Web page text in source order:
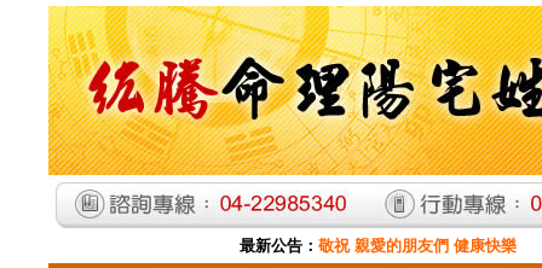
最新公告： 敬祝 親愛的朋友們 健康快樂